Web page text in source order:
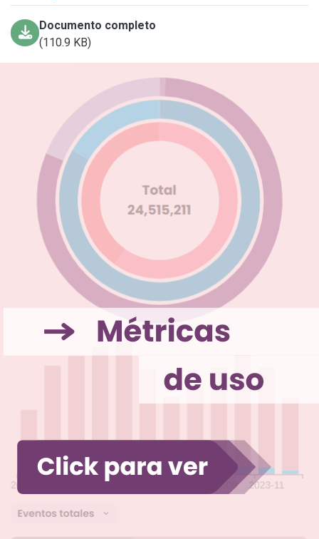
Documento completo
(110.9 KB)